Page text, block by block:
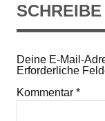
Deine E-Mail-
Erforderliche
Kommentar *